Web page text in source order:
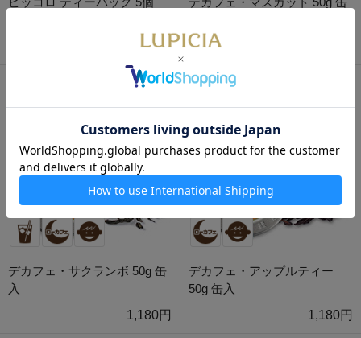
750円
デカフェ・サクランボ 50g 缶
入
1,180円
デカフェ・アップルティー
50g 缶入
1,180円